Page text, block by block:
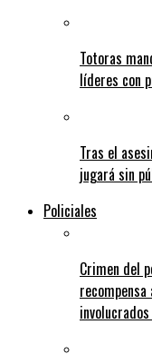
Totoras
líderes con
Tras el
jugará sin
Policiales
Crimen del